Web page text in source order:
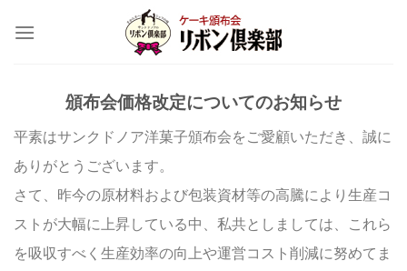
頒布会価格改定についてのお知らせ
平素はサンクドノア洋菓子頒布会をご愛顧いただき、誠に
ありがとうございます。
さて、昨今の原材料および包装資材等の高騰により生産コ
ストが大幅に上昇している中、私共としましては、これら
を吸収すべく生産効率の向上や運営コスト削減に努めてま